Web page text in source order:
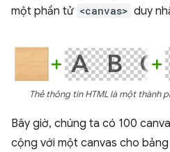
một phần tử <canvas> duy
Thẻ thông tin HTML là một thành
Bây giờ, chúng ta có 100
cộng với một canvas cho